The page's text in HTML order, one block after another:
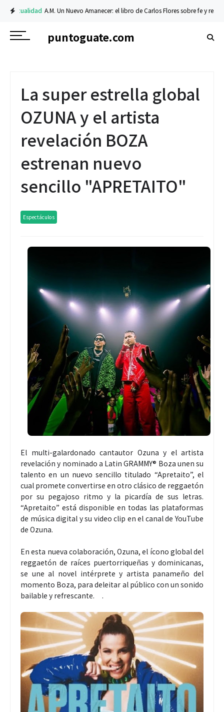
Actualidad A.M. Un Nuevo Amanecer: el libro de Carlos Flores sobre fe y
puntoguate.com
La super estrella global
OZUNA y el artista
revelación BOZA
estrenan nuevo
sencillo "APRETAITO"
Espectáculos
El multi-galardonado cantautor Ozuna y el artista
revelación y nominado a Latin GRAMMY® Boza unen su
talento en un nuevo sencillo titulado “Apretaito”, el
cual promete convertirse en otro clásico de reggaetón
por su pegajoso ritmo y la picardía de sus letras.
“Apretaito” está disponible en todas las plataformas
de música digital y su video clip en el canal de YouTube
de Ozuna.
En esta nueva colaboración, Ozuna, el ícono global del
reggaetón de raíces puertorriqueñas y dominicanas,
se une al novel intérprete y artista panameño del
momento Boza, para deleitar al público con un sonido
bailable y refrescante. .